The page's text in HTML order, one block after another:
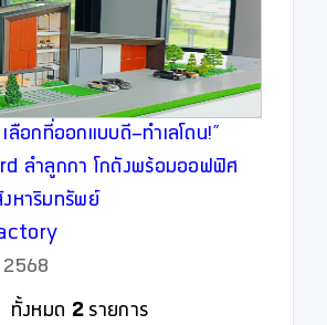
ลือกที่ออกแบบดี-ทำเลโดน!”
ลำลูกกา โกดังพร้อมออฟฟิศ
???? ทักด่วน ก่อนยูนิต
หาริมทรัพย์
19 กรกฎาคม 2568
ทั้งหมด 2รายการ